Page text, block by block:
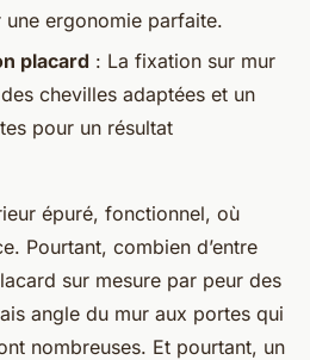
ergonomie parfaite.
placard : La fixation sur mur
chevilles adaptées et un
pour un résultat
épuré, fonctionnel, où
Pourtant, combien d’entre
sur mesure par peur des
angle du mur aux portes qui
nombreuses. Et pourtant, un